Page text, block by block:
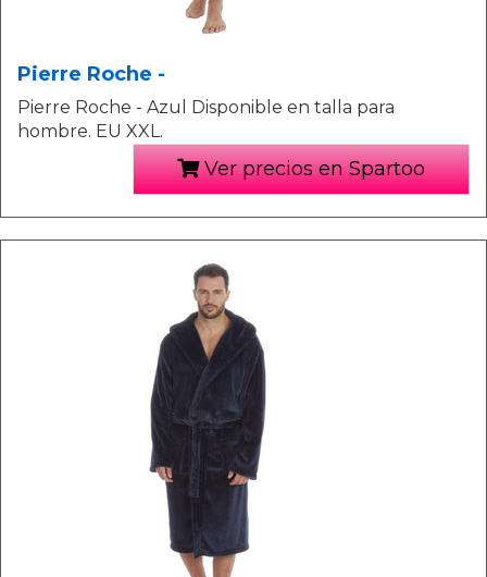
Pierre Roche -
Pierre Roche - Azul Disponible en talla para
hombre. EU XXL.
Ver precios en Spartoo